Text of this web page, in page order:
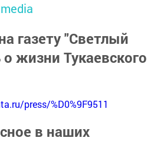
газету "Светлый
о жизни Тукаевского
press/%D0%9F9511
в наших